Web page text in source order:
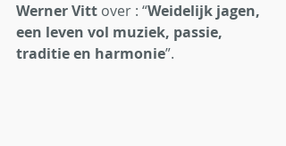
Werner Vitt over : “Weidelijk jagen,
een leven vol muziek, passie,
traditie en harmonie”.